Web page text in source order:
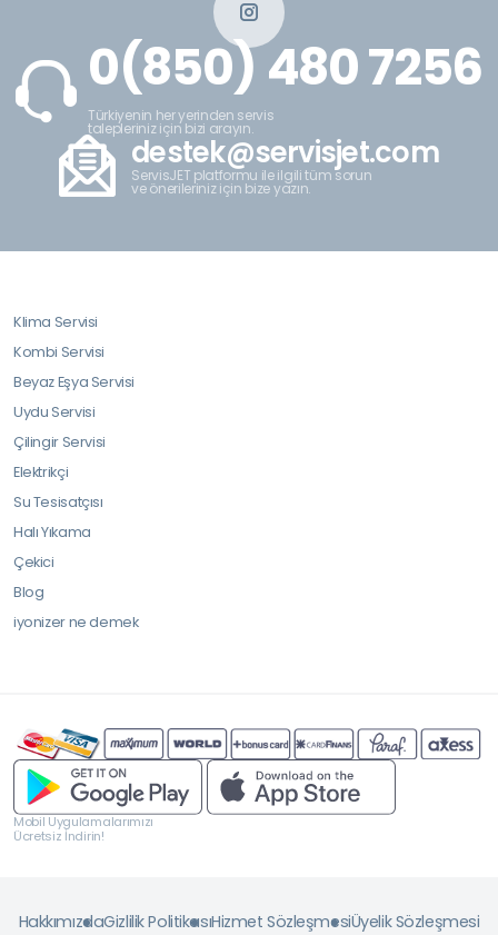
0(850) 480 7256
Türkiyenin her yerinden servis
talepleriniz için bizi arayın.
destek@servisjet.com
ServisJET platformu ile ilgili tüm sorun
ve önerileriniz için bize yazın.
Klima Servisi
Kombi Servisi
Beyaz Eşya Servisi
Uydu Servisi
Çilingir Servisi
Elektrikçi
Su Tesisatçısı
Halı Yıkama
Çekici
Blog
iyonizer ne demek
Mobil Uygulamalarımızı
Ücretsiz İndirin!
HakkımızdaGizlilik PolitikasıHizmet SözleşmesiÜyelik Sözleşmesi